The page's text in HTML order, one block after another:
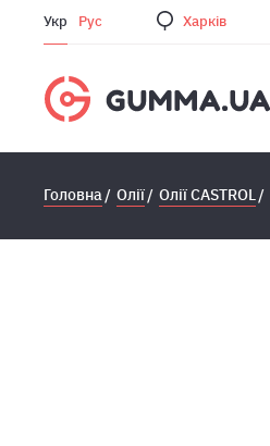
Укр Рус Харкiв
Головна Олії Олії CASTROL